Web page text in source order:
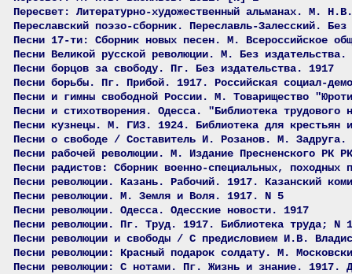
Пересвет: Литературно-художественный альманах. М.
Переславский поэзо-сборник. Переславль-Залесский.
Песни 17-ти: Сборник новых песен. М. Всероссийское
Песни Великой русской революции. М. Без издательства.
Песни борцов за свободу. Пг. Без издательства. 1917
Песни борьбы. Пг. Прибой. 1917. Российская социал-
Песни и гимны свободной России. М. Товарищество
Песни и стихотворения. Одесса. "Библиотека
Песни кузнецы. М. ГИЗ. 1924. Библиотека для крестьян
Песни о свободе / Составитель И. Розанов. М. Задруга.
Песни рабочей революции. М. Издание Пресненского РК
Песни радистов: Сборник военно-специальных,
Песни революции. Казань. Рабочий. 1917. Казанский
Песни революции. М. Земля и Воля. 1917. N 5
Песни революции. Одесса. Одесские новости. 1917
Песни революции. Пг. Труд. 1917. Библиотека труда; N 1
Песни революции и свободы / С предисловием И.В.
Песни революции: Красный подарок солдату. М.
Песни революции: С нотами. Пг. Жизнь и знание. 1917.